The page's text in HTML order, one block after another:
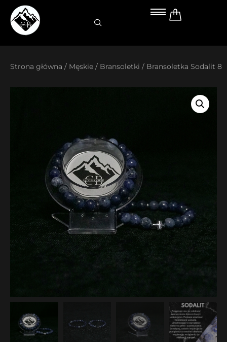
Przejdź
Strona główna / Męskie / Bransoletki / Bransoletka Sodalit